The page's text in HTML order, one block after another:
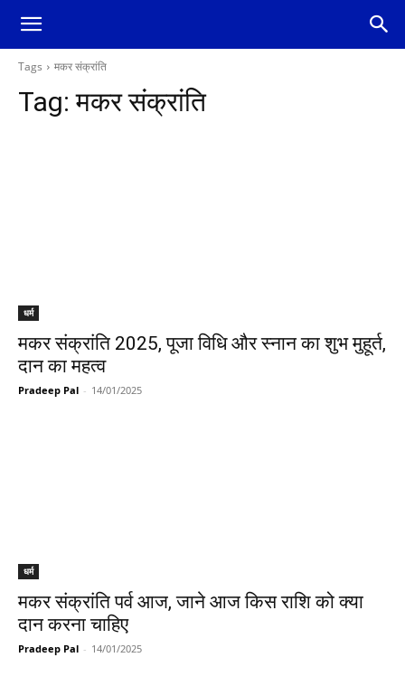
Tags मकर संक्रांति
Tag:मकर संक्रांति
धर्म
मकर संक्रांति 2025, पूजा विधि और स्नान का शुभ मुहूर्त,
दान का महत्व
Pradeep Pal - 14/01/2025
धर्म
मकर संक्रांति पर्व आज, जाने आज किस राशि को क्या
दान करना चाहिए
Pradeep Pal - 14/01/2025